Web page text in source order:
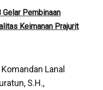
Pembinaan
Keimanan Prajurit
Lanal
S.H.,